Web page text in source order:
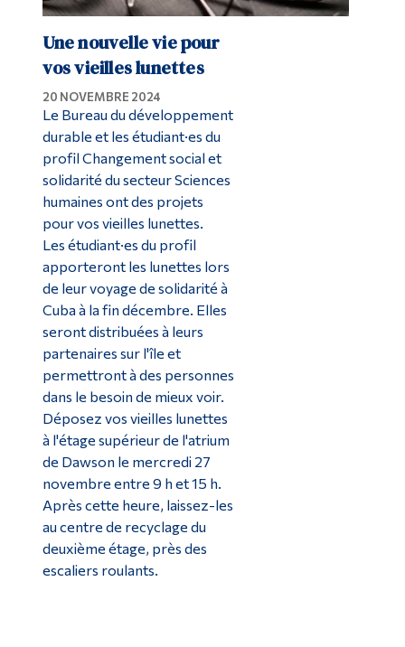
Une nouvelle vie pour
vos vieilles lunettes
20 NOVEMBRE 2024
Le Bureau du développement
durable et les étudiant·es du
profil Changement social et
solidarité du secteur Sciences
humaines ont des projets
pour vos vieilles lunettes.
Les étudiant·es du profil
apporteront les lunettes lors
de leur voyage de solidarité à
Cuba à la fin décembre. Elles
seront distribuées à leurs
partenaires sur l'île et
permettront à des personnes
dans le besoin de mieux voir.
Déposez vos vieilles lunettes
à l'étage supérieur de l'atrium
de Dawson le mercredi 27
novembre entre 9 h et 15 h.
Après cette heure, laissez-les
au centre de recyclage du
deuxième étage, près des
escaliers roulants.